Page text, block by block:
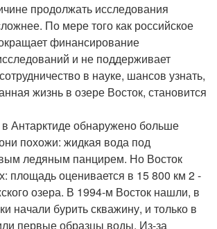
продолжать исследования
По мере того как российское
финансирование
и не поддерживает
в науке, шансов узнать,
жизнь в озере Восток, становится
Антарктиде обнаружено больше
похожи: жидкая вода под
ледяным панцирем. Но Восток
площадь оценивается в 15 800 км 2 -
озера. В 1994-м Восток нашли, в
начали бурить скважину, и только в
первые образцы воды. Из-за